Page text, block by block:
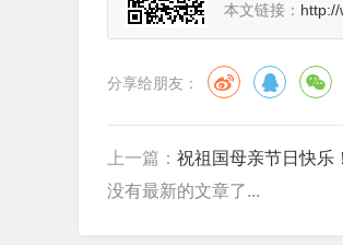
本文链接：
分享给朋友：
上一篇： 祝祖国母亲节日快乐！
没有最新的文章了...